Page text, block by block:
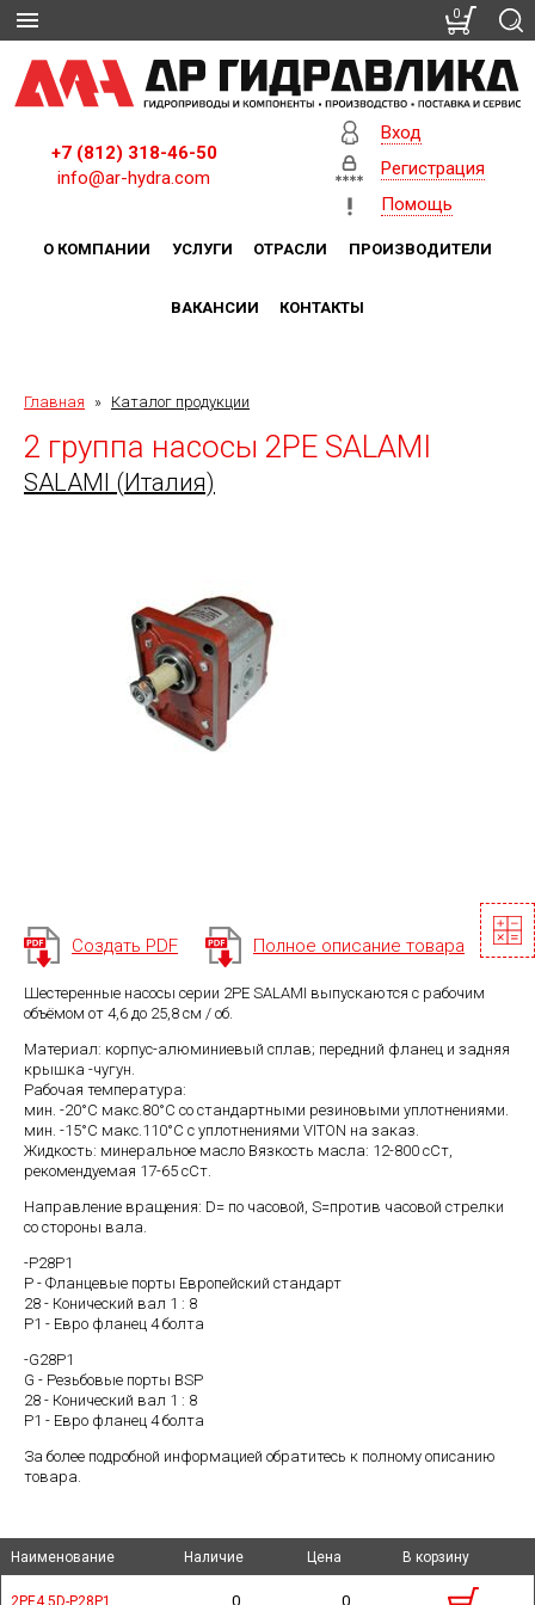
+7 (812) 318-46-50
info@ar-hydra.com
Вход
Регистрация
Помощь
О КОМПАНИИ УСЛУГИ ОТРАСЛИ ПРОИЗВОДИТЕЛИ
ВАКАНСИИ КОНТАКТЫ
Главная » Каталог продукции
2 группа насосы 2PE SALAMI
SALAMI (Италия)
Создать PDF Полное описание товара
Шестеренные насосы серии 2PE SALAMI выпускаются с рабочим
объёмом от 4,6 до 25,8 см / об.
Материал: корпус-алюминиевый сплав; передний фланец и задняя
крышка -чугун.
Рабочая температура:
мин. -20°C макс.80°C со стандартными резиновыми уплотнениями.
мин. -15°C макс.110°C с уплотнениями VITON на заказ.
Жидкость: минеральное масло Вязкость масла: 12-800 cСт,
рекомендуемая 17-65 cСт.
Направление вращения: D= по часовой, S=против часовой стрелки
со стороны вала.
-P28P1
P - Фланцевые порты Европейский стандарт
28 - Конический вал 1 : 8
P1 - Евро фланец 4 болта
-G28P1
G - Резьбовые порты BSP
28 - Конический вал 1 : 8
P1 - Евро фланец 4 болта
За более подробной информацией обратитесь к полному описанию
товара.
Наименование Наличие Цена В корзину
0 0
Наименование
Наименование
Наименование Наличие Цена В корзину
0